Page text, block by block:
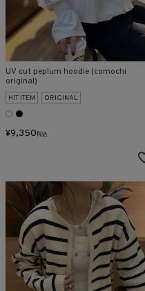
UV cut peplum hoodie (comochi
original)
HIT ITEM ORIGINAL
¥9,350税込